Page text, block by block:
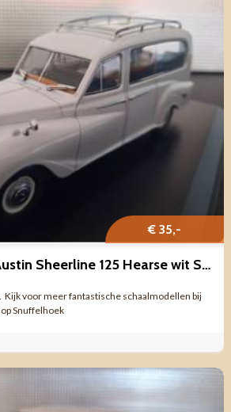
€ 35,-
Begrafenisauto Austin Sheerline 125 Hearse wit Schaal 1:43
Kijk voor meer fantastische schaalmodellen bij
Snuffelhoek